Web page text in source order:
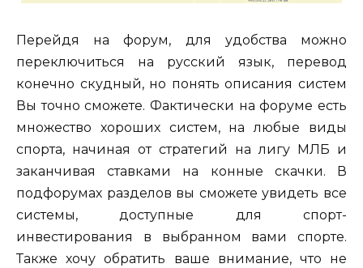
Перейдя на форум, для удобства можно
переключиться на русский язык, перевод
конечно скудный, но понять описания систем
Вы точно сможете. Фактически на форуме есть
множество хороших систем, на любые виды
спорта, начиная от стратегий на лигу МЛБ и
заканчивая ставками на конные скачки. В
подфорумах разделов вы сможете увидеть все
системы, доступные для спорт-
инвестирования в выбранном вами спорте.
Также хочу обратить ваше внимание, что не